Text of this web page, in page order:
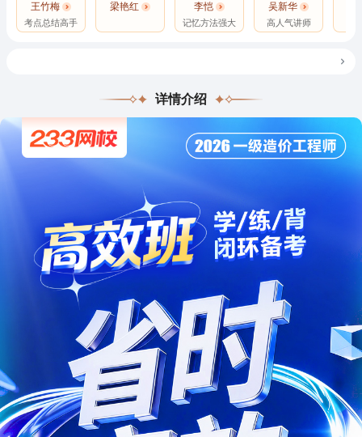
王竹梅
考点总结高手
梁艳红 李恺
记忆方法强大
吴新华
高人气讲师
详情介绍